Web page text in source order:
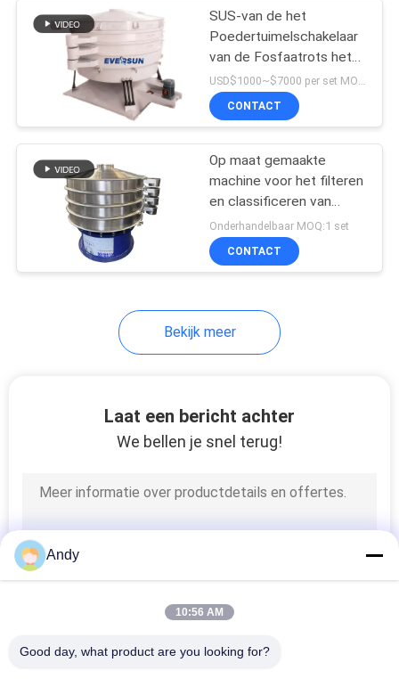
SUS-van de het
Poedertuimelschakelaar
van de Fosfaatrots het
Onderzoeksmachine
USD$1000~$7000 per set MOQ:1 reeks
CONTACT
Op maat gemaakte
machine voor het filteren
en classificeren van
poederdeeltjes van
roestvrij staal
Onderhandelbaar MOQ:1 set
CONTACT
Bekijk meer
Laat een bericht achter
We bellen je snel terug!
Andy
10:56 AM
Good day, what product are you looking for?